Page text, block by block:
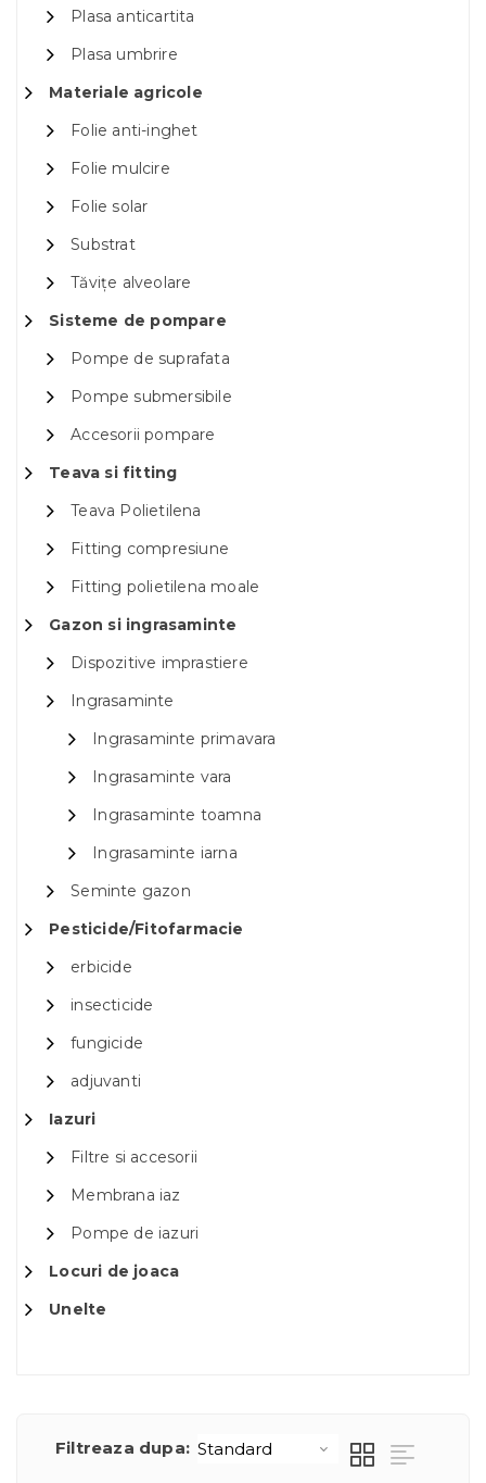
Plasa anticartita
Plasa umbrire
Materiale agricole
Folie anti-inghet
Folie mulcire
Folie solar
Substrat
Tăvițe alveolare
Sisteme de pompare
Pompe de suprafata
Pompe submersibile
Accesorii pompare
Teava si fitting
Teava Polietilena
Fitting compresiune
Fitting polietilena moale
Gazon si ingrasaminte
Dispozitive imprastiere
Ingrasaminte
Ingrasaminte primavara
Ingrasaminte vara
Ingrasaminte toamna
Ingrasaminte iarna
Seminte gazon
Pesticide/Fitofarmacie
erbicide
insecticide
fungicide
adjuvanti
Iazuri
Filtre si accesorii
Membrana iaz
Pompe de iazuri
Locuri de joaca
Unelte
Filtreaza dupa: